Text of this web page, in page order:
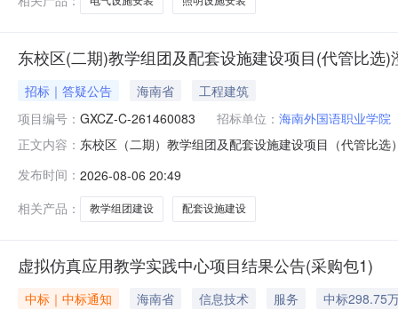
东校区(二期)教学组团及配套设施建设项目(代管比选)
招标｜答疑公告 海南省
工程建筑
项目编号： GXCZ-C-261460083 招标单位： 海南外国语职业学院
正文内容： 东校区（二期）教学组团及配套设施建设项目（代管比
发布时间： 2026-08-06 20:49
相关产品：
教学组团建设 配套设施建设
虚拟仿真应用教学实践中心项目结果公告(采购包1)
中标｜中标通知 海南省 信息技术 服务
中标298.75